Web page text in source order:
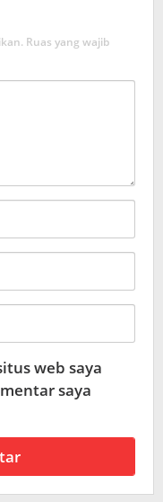
Ruas yang wajib
web saya
saya